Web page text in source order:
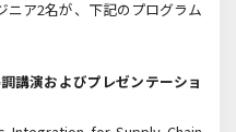
ニア2名が、下記のプログラム
演およびプレゼンテーショ